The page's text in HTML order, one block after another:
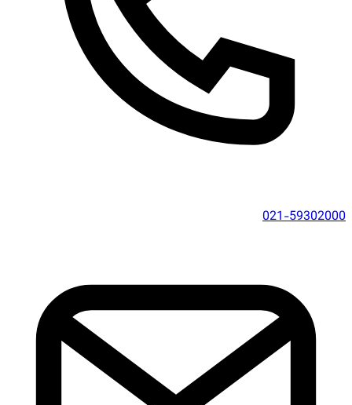
021-59302000